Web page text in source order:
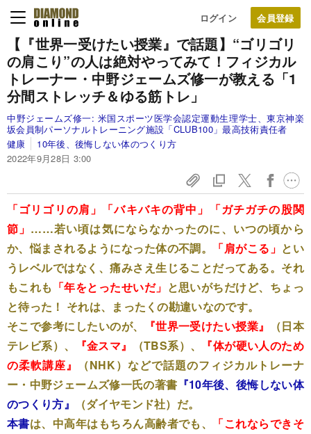
ログイン
【『世界一受けたい授業』で話題】 “ゴリゴリ
の肩こり”の人は絶対やってみて！ フィジカル
トレーナー・中野ジェームズ修一が教える 「1
分間ストレッチ＆ゆる筋トレ」
中野ジェームズ修一: 米国スポーツ医学会認定運動生理学士、東京神楽
坂会員制パーソナルトレーニング施設「CLUB100」最高技術責任者
健康
10年後、後悔しない体のつくり方
2022年9月28日 3:00
「ゴリゴリの肩」「バキバキの背中」「ガチガチの股関
節」 ……若い頃は気にならなかったのに、いつの頃から
か、悩まされるようになった体の不調。
「肩がこる」 とい
うレベルではなく、痛みさえ生じることだってある。それ
もこれも 「年をとったせいだ」 と思いがちだけど、ちょっ
と待った！ それは、まったくの勘違いなのです。
そこで参考にしたいのが、
『世界一受けたい授業』
（日本
テレビ系）、
『金スマ』 （TBS系）、
『体が硬い人のため
の柔軟講座』
（NHK）などで話題のフィジカルトレーナ
ー・中野ジェームズ修一氏の著書 『10年後、後悔しない体
のつくり方』
（ダイヤモンド社）だ。
本書は、中高年はもちろん高齢者でも、
「これならできそ